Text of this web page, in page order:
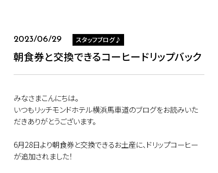
2023/06/29 スタッフブログ♪
朝食券と交換できるコーヒードリップバック
みなさまこんにちは。
いつもリッチモンドホテル横浜馬車道のブログをお読みいた
だきありがとうございます。
6月28日より朝食券と交換できるお土産に、ドリップコーヒー
が追加されました！